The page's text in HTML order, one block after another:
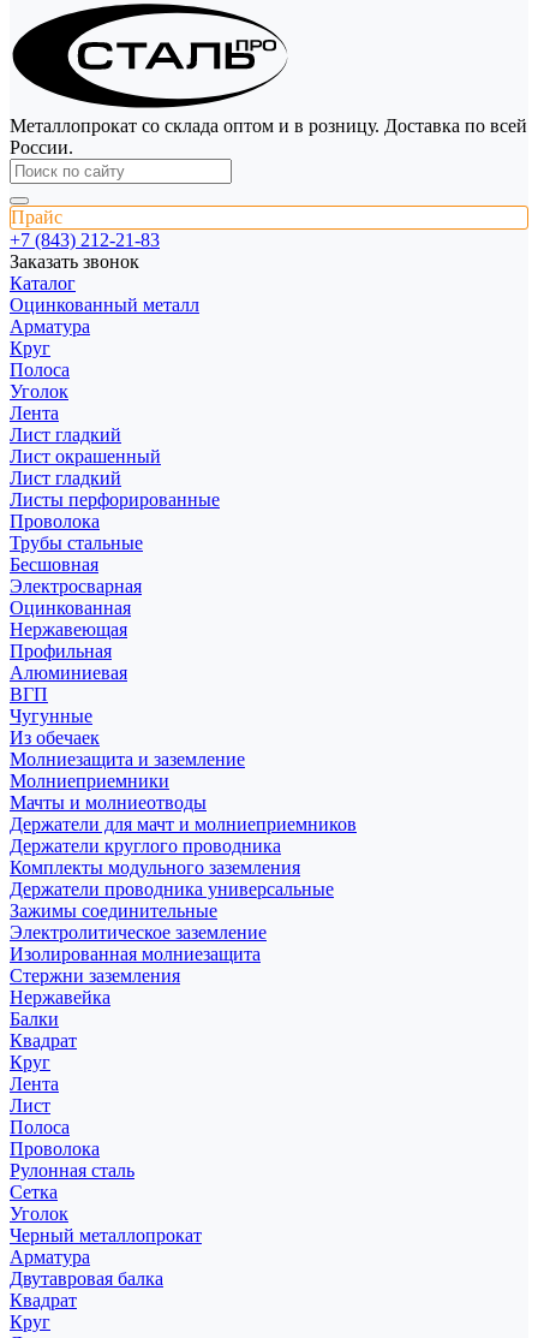
Металлопрокат со склада оптом и в розницу. Доставка по всей
России.
Прайс
+7 (843) 212-21-83
Заказать звонок
Каталог
Оцинкованный металл
Арматура
Круг
Полоса
Уголок
Лента
Лист гладкий
Лист окрашенный
Лист гладкий
Листы перфорированные
Проволока
Трубы стальные
Бесшовная
Электросварная
Оцинкованная
Нержавеющая
Профильная
Алюминиевая
ВГП
Чугунные
Из обечаек
Молниезащита и заземление
Молниеприемники
Мачты и молниеотводы
Держатели для мачт и молниеприемников
Держатели круглого проводника
Комплекты модульного заземления
Держатели проводника универсальные
Зажимы соединительные
Электролитическое заземление
Изолированная молниезащита
Стержни заземления
Нержавейка
Балки
Квадрат
Круг
Лента
Лист
Полоса
Проволока
Рулонная сталь
Сетка
Уголок
Черный металлопрокат
Арматура
Двутавровая балка
Квадрат
Круг